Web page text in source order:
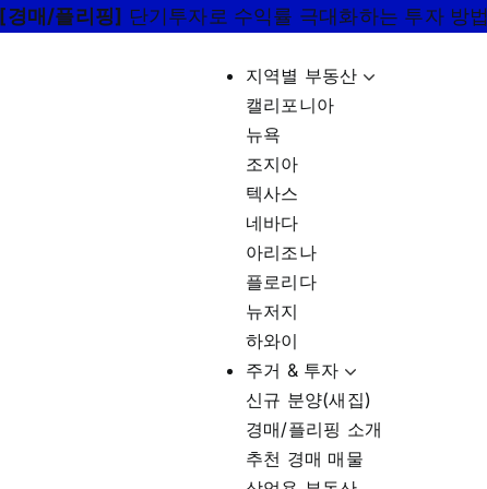
[경매/플리핑] 단기투자로 수익률 극대화하는 투자 방법
지역별 부동산
캘리포니아
뉴욕
조지아
텍사스
네바다
아리조나
플로리다
뉴저지
하와이
주거 & 투자
신규 분양(새집)
경매/플리핑 소개
추천 경매 매물